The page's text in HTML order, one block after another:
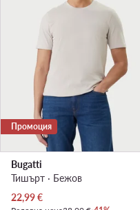
Промоция
Bugatti
Тишърт · Бежов
Актуална цена
22,99€